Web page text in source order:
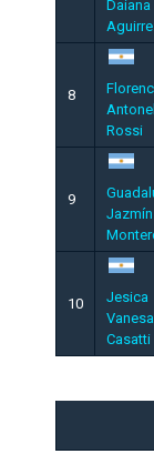
Daiana
8
Rossi
9
Jazmín
10
Jesica
Vanesa
Casatti